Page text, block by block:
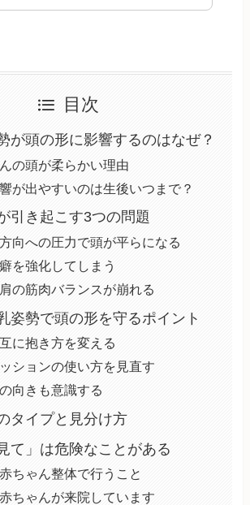
目次
が頭の形に影響するのはなぜ？
の頭が柔らかい理由
が出やすいのは生後いつまで？
引き起こす3つの問題
向への圧力で頭が平らになる
を強化してしまう
の筋肉バランスが崩れる
姿勢で頭の形を守るポイント
に抱き方を変える
ションの使い方を見直す
向きも意識する
タイプと見分け方
て」は危険なことがある
ちゃん整体で行うこと
ちゃんが来院しています